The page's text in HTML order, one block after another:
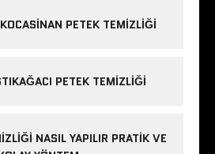
PETEK TEMIZLIĞI
PETEK TEMIZLIĞI
NASIL YAPILIR PRATIK VE